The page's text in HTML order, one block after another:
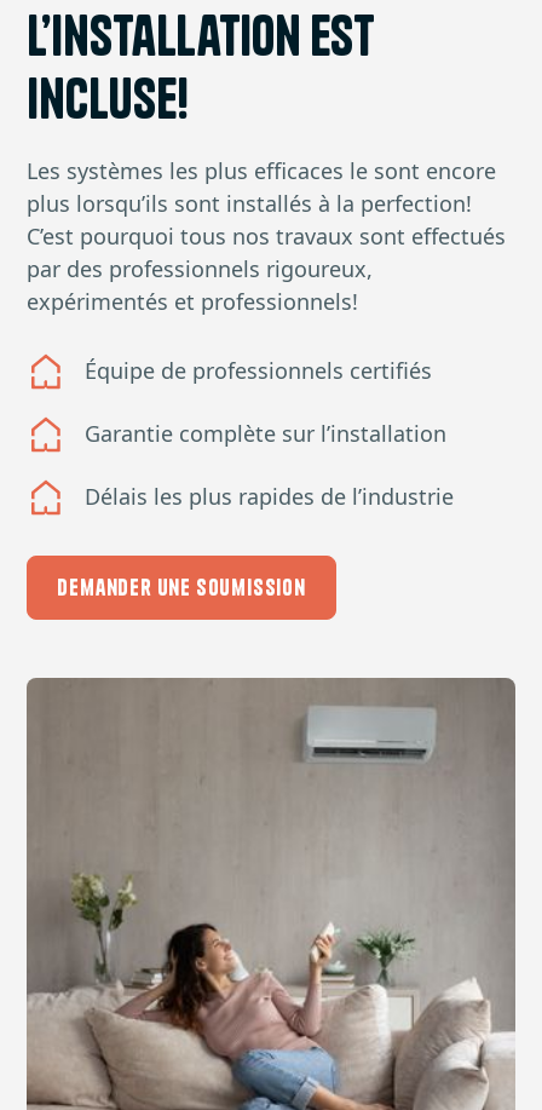
L’installation est
incluse!
Les systèmes les plus efficaces le sont encore
plus lorsqu’ils sont installés à la perfection!
C’est pourquoi tous nos travaux sont effectués
par des professionnels rigoureux,
expérimentés et professionnels!
Équipe de professionnels certifiés
Garantie complète sur l’installation
Délais les plus rapides de l’industrie
Demander une soumission